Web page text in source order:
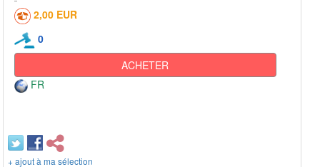
2,00 EUR
0
ACHETER
FR
+ ajout à ma sélection